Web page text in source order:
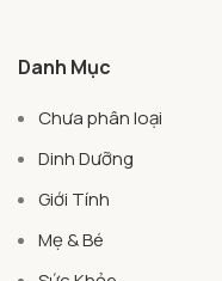
Danh Mục
Chưa phân loại
Dinh Dưỡng
Giới Tính
Mẹ & Bé